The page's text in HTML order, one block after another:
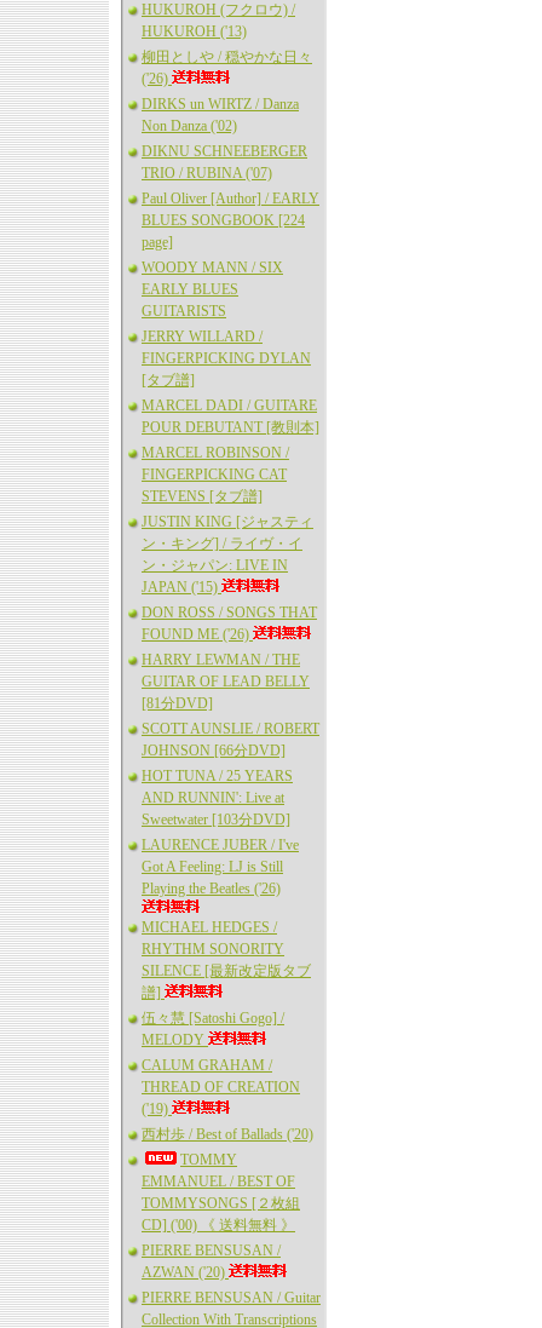
HUKUROH (フクロウ) /
HUKUROH ('13)
柳田としや / 穏やかな日々
('26)
DIRKS un WIRTZ / Danza
Non Danza ('02)
DIKNU SCHNEEBERGER
TRIO / RUBINA ('07)
Paul Oliver [Author] / EARLY
BLUES SONGBOOK [224
page]
WOODY MANN / SIX
EARLY BLUES
GUITARISTS
JERRY WILLARD /
FINGERPICKING DYLAN
[タブ譜]
MARCEL DADI / GUITARE
POUR DEBUTANT [教則本]
MARCEL ROBINSON /
FINGERPICKING CAT
STEVENS [タブ譜]
JUSTIN KING [ジャスティ
ン・キング] / ライヴ・イ
ン・ジャパン: LIVE IN
JAPAN ('15)
DON ROSS / SONGS THAT
FOUND ME ('26)
HARRY LEWMAN / THE
GUITAR OF LEAD BELLY
[81分DVD]
SCOTT AUNSLIE / ROBERT
JOHNSON [66分DVD]
HOT TUNA / 25 YEARS
AND RUNNIN': Live at
Sweetwater [103分DVD]
LAURENCE JUBER / I've
Got A Feeling: LJ is Still
Playing the Beatles ('26)
MICHAEL HEDGES /
RHYTHM SONORITY
SILENCE [最新改定版タブ
譜]
伍々慧 [Satoshi Gogo] /
MELODY
CALUM GRAHAM /
THREAD OF CREATION
('19)
西村歩 / Best of Ballads ('20)
TOMMY
EMMANUEL / BEST OF
TOMMYSONGS [２枚組
CD] ('00) 《 送料無料 》
PIERRE BENSUSAN /
AZWAN ('20)
PIERRE BENSUSAN / Guitar
Collection With Transcriptions